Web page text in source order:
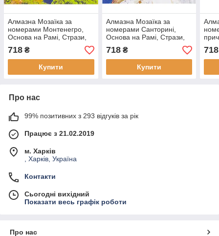
Алмазна Мозаїка за
номерами Монтенегро,
Основа на Рамі, Стрази,
718 ₴
Купити
Алмазна Мозаїка за
номерами Санторині,
Основа на Рамі, Стрази,
718₴
Купити
(1
718
Про нас
99% позитивних з 293 відгуків за рік
Працює з 21.02.2019
м. Харків
, Харків, Україна
Контакти
Сьогодні вихідний
Показати весь графік роботи
Про нас